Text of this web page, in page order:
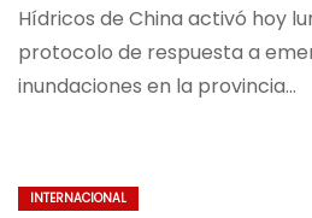
Hídricos de China activó hoy
protocolo de respuesta a
inundaciones en la provincia…
INTERNACIONAL